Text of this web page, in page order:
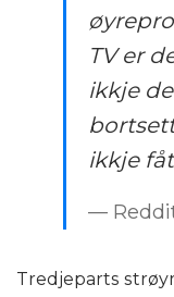
TV er
ikkje
ikkje
—
Tredjeparts